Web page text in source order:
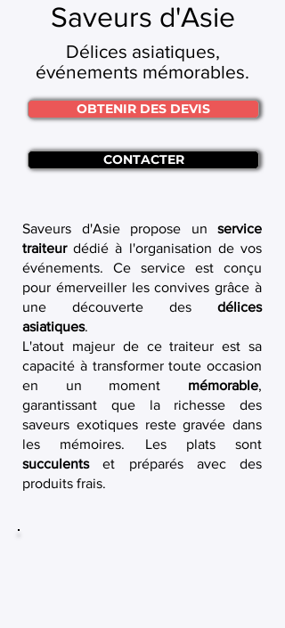
Saveurs d'Asie
Délices asiatiques,
événements mémorables.
OBTENIR DES DEVIS
CONTACTER
Saveurs d'Asie propose un service
traiteurdédié à l'organisation de vos
événements. Ce service est conçu
pour émerveiller les convives grâce à
une découverte des délices
asiatiques.
L'atout majeur de ce traiteur est sa
capacité à transformer toute occasion
en un moment mémorable,
garantissant que la richesse des
saveurs exotiques reste gravée dans
les mémoires. Les plats sont
succulentset préparés avec des
produits frais.